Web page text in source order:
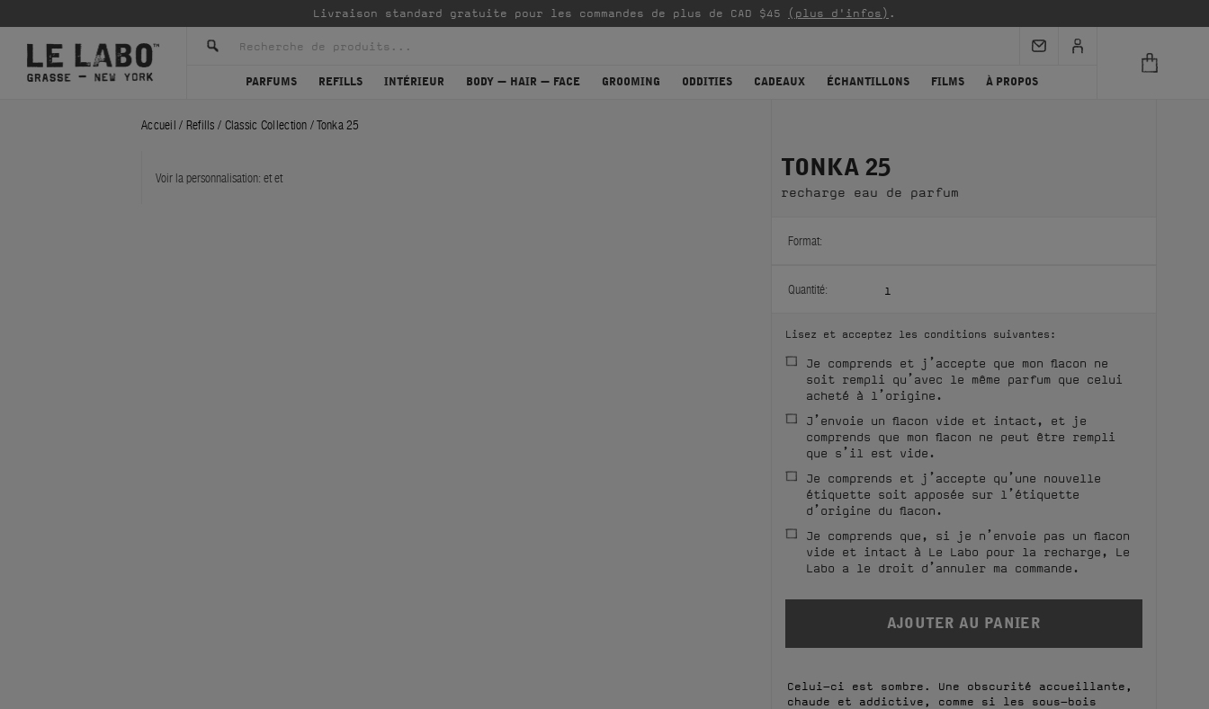
Livraison standard gratuite pour les commandes de plus de CAD $45 (plus d'infos) .
PARFUMS REFILLS INTÉRIEUR BODY — HAIR — FACE GROOMING ODDITIES CADEAUX ÉCHANTILLONS FILMS À PROPOS
Accueil / Refills / Classic Collection /Tonka 25
Voir la personnalisation: etet TONKA 25
recharge eau de parfum
Format:
Quantité: 1
Lisez et acceptez les conditions suivantes:
Je comprends et j’accepte que mon flacon ne
soit rempli qu’avec le même parfum que celui
acheté à l’origine.
J’envoie un flacon vide et intact, et je
comprends que mon flacon ne peut être rempli
que s’il est vide.
Je comprends et j’accepte qu’une nouvelle
étiquette soit apposée sur l’étiquette
d’origine du flacon.
Je comprends que, si je n’envoie pas un flacon
vide et intact à Le Labo pour la recharge, Le
Labo a le droit d’annuler ma commande.
Celui-ci est sombre. Une obscurité accueillante,
chaude et addictive, comme si les sous-bois